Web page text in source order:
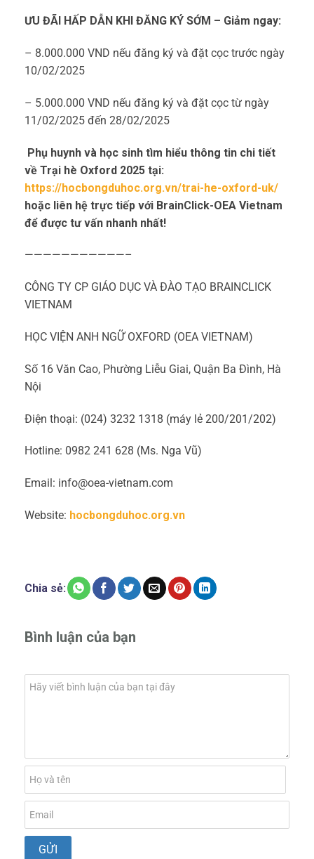
ƯU ĐÃI HẤP DẪN KHI ĐĂNG KÝ SỚM – Giảm ngay:
– 8.000.000 VND nếu đăng ký và đặt cọc trước ngày
10/02/2025
– 5.000.000 VND nếu đăng ký và đặt cọc từ ngày
11/02/2025 đến 28/02/2025
Phụ huynh và học sinh tìm hiểu thông tin chi tiết
về Trại hè Oxford 2025 tại:
https://hocbongduhoc.org.vn/trai-he-oxford-uk/
hoặc liên hệ trực tiếp với BrainClick-OEA Vietnam
để được tư vấn nhanh nhất!
———————————–
CÔNG TY CP GIÁO DỤC VÀ ĐÀO TẠO BRAINCLICK
VIETNAM
HỌC VIỆN ANH NGỮ OXFORD (OEA VIETNAM)
Số 16 Văn Cao, Phường Liễu Giai, Quận Ba Đình, Hà
Nội
Điện thoại: (024) 3232 1318 (máy lẻ 200/201/202)
Hotline: 0982 241 628 (Ms. Nga Vũ)
Email: info@oea-vietnam.com
Website: hocbongduhoc.org.vn
Chia sẻ:
Bình luận của bạn